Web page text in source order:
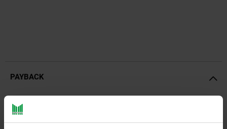
PAYBACK
Payback Punkte